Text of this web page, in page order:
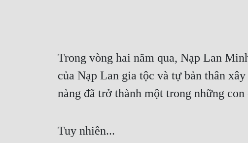
Trong vòng hai năm qua, Nạp Lan
của Nạp Lan gia tộc và tự bản thân
nàng đã trở thành một trong những
Tuy nhiên...